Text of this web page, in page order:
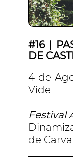
#16 |
DE
4 de
Vide
Festival
de